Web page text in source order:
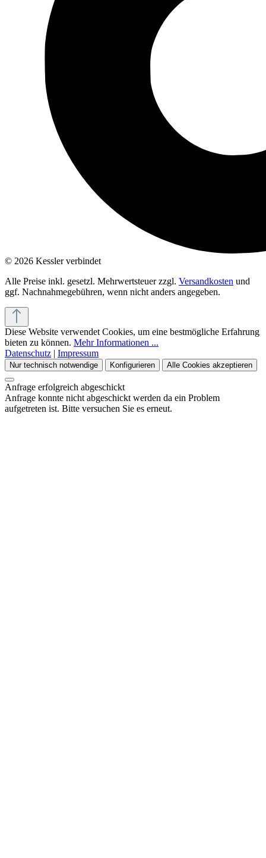
© 2026 Kessler verbindet
Alle Preise inkl. gesetzl. Mehrwertsteuer zzgl. Versandkosten und
ggf. Nachnahmegebühren, wenn nicht anders angegeben.
Diese Website verwendet Cookies, um eine bestmögliche Erfahrung
bieten zu können. Mehr Informationen ...
Datenschutz | Impressum
Nur technisch notwendige Konfigurieren Alle Cookies akzeptieren
Anfrage erfolgreich abgeschickt
Anfrage konnte nicht abgeschickt werden da ein Problem
aufgetreten ist. Bitte versuchen Sie es erneut.